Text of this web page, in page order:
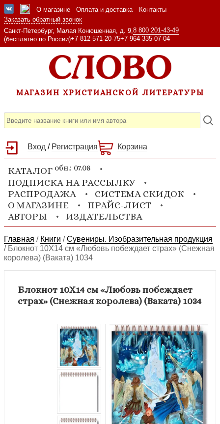
О магазине Оплата и доставка
Контакты
Заказать обратный звонок
Санкт-Петербург, Малая Конюшенная, д. 9, 8 800 201-43-49
(бесплатно по России)+7 812 571-20-75+7 964 335-07-04
МАГАЗИН ХРИСТИАНСКОЙ ЛИТЕРАТУРЫ
Вход / Регистрация Корзина
КАТАЛОГ обн.: 07.08
ПОДПИСКА НА РАССЫЛКУ
РАСПРОДАЖА
СИСТЕМА СКИДОК
О МАГАЗИНЕ
ПРАЙС-ЛИСТ
АВТОРЫ
ИЗДАТЕЛЬСТВА
Главная / Книги /Сувениры. Изобразительная продукция
/ Блокнот 10Х14 см «Любовь побеждает страх» (Снежная
королева) (Ваката) 1034
Блокнот 10Х14 см «Любовь побеждает
страх» (Снежная королева) (Ваката) 1034